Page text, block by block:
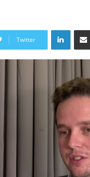
Twitter